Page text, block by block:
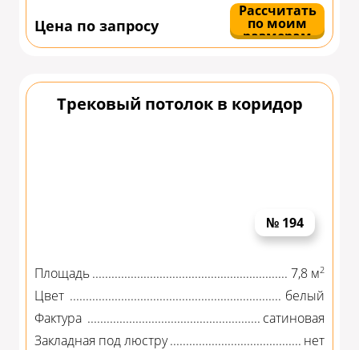
Цена по запросу
Рассчитать
по моим
размерам
Трековый потолок в коридор
№ 194
Площадь 7,8 м2
Цвет
белый
Фактура
сатиновая
Закладная под люстру
нет